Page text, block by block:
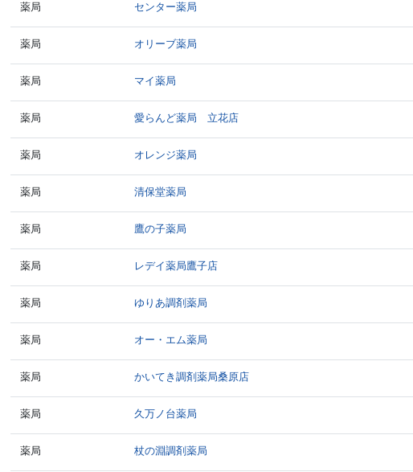
薬局 センター薬局
薬局 オリーブ薬局
薬局 マイ薬局
薬局 愛らんど薬局 立花店
薬局 オレンジ薬局
薬局 清保堂薬局
薬局 鷹の子薬局
薬局 レデイ薬局鷹子店
薬局 ゆりあ調剤薬局
薬局 オー・エム薬局
薬局 かいてき調剤薬局桑原店
薬局 久万ノ台薬局
薬局 杖の淵調剤薬局